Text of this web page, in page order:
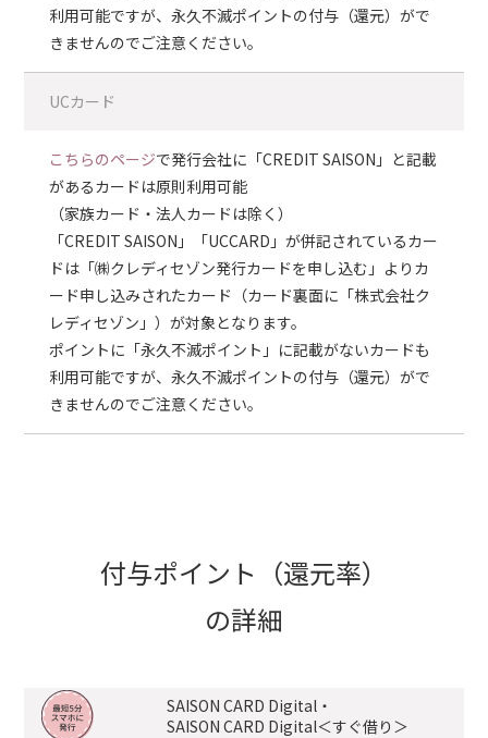
利用可能ですが、永久不滅ポイントの付与（還元）がで
きませんのでご注意ください。
UCカード
こちらのページで発行会社に「CREDIT SAISON」と記載
があるカードは原則利用可能
（家族カード・法人カードは除く）
「CREDIT SAISON」「UCCARD」が併記されているカー
ドは「㈱クレディセゾン発行カードを申し込む」よりカ
ード申し込みされたカード（カード裏面に「株式会社ク
レディセゾン」）が対象となります。
ポイントに「永久不滅ポイント」に記載がないカードも
利用可能ですが、永久不滅ポイントの付与（還元）がで
きませんのでご注意ください。
付与ポイント（還元率）
の詳細
SAISON CARD Digital・
SAISON CARD Digital＜すぐ借り＞